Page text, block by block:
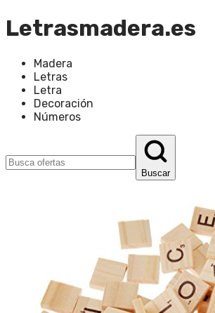
Letrasmadera.es
Madera
Letras
Letra
Decoración
Números
Buscar